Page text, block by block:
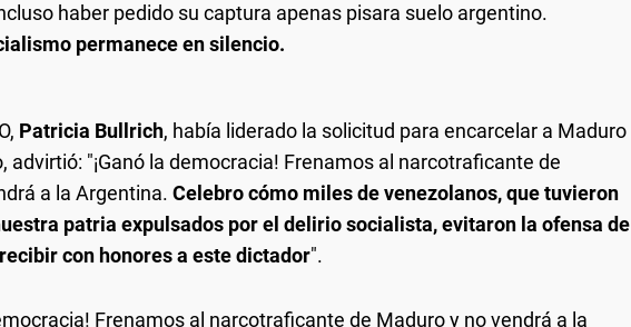
haber pedido su captura apenas pisara suelo argentino.
permanece en silencio.
Patricia Bullrich, había liderado la solicitud para encarcelar a Maduro
advirtió: "¡Ganó la democracia! Frenamos al narcotraficante de
a la Argentina. Celebro cómo miles de venezolanos, que tuvieron
patria expulsados por el delirio socialista, evitaron la ofensa de
con honores a este dictador".
Frenamos al narcotraficante de Maduro y no vendrá a la